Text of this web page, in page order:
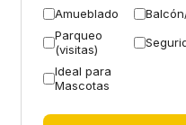
Amueblado
Parqueo
(visitas)
Ideal para
Mascotas